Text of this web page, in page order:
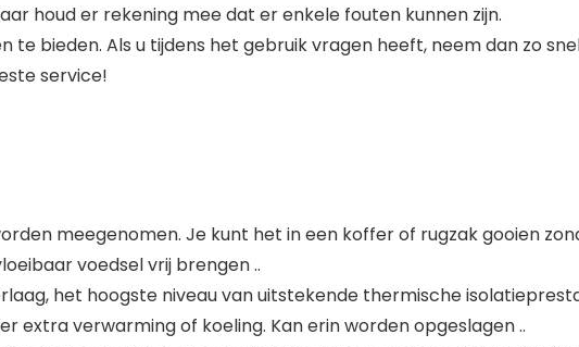
houd er rekening mee dat er enkele fouten kunnen zijn.
bieden. Als u tijdens het gebruik vragen heeft, neem dan zo
service!
meegenomen. Je kunt het in een koffer of rugzak gooien
voedsel vrij brengen ..
het hoogste niveau van uitstekende thermische
extra verwarming of koeling. Kan erin worden opgeslagen ..